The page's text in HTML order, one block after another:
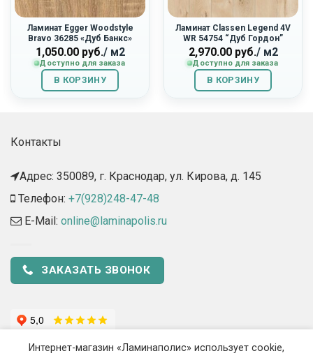
Ламинат Egger Woodstyle
Bravo 36285 «Дуб Банкс»
1,050.00руб./ м2
Доступно для заказа
В КОРЗИНУ
Ламинат Classen Legend 4V
WR 54754 “Дуб Гордон”
2,970.00руб./ м2
Доступно для заказа
В КОРЗИНУ
Контакты
Адрес: 350089, г. Краснодар, ул. Кирова, д. 145​
Телефон: +7(928)248-47-48
E-Mail: online@laminapolis.ru
ЗАКАЗАТЬ ЗВОНОК
Интернет-магазин «Ламинаполис» использует cookie,